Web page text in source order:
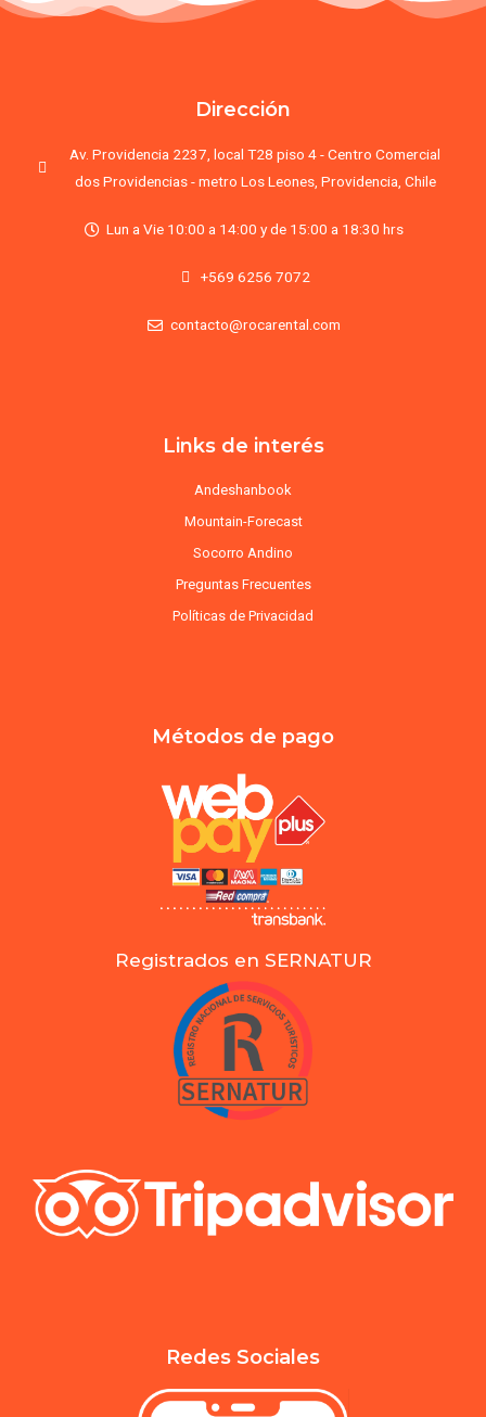
Dirección
Av. Providencia 2237, local T28 piso 4 - Centro Comercial
dos Providencias - metro Los Leones, Providencia, Chile
Lun a Vie 10:00 a 14:00 y de 15:00 a 18:30 hrs
+569 6256 7072
contacto@rocarental.com
Links de interés
Andeshanbook
Mountain-Forecast
Socorro Andino
Preguntas Frecuentes
Políticas de Privacidad
Métodos de pago
Registrados en SERNATUR
Redes Sociales